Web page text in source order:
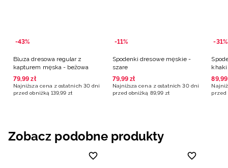
-43%
Bluza dresowa regular z
kapturem męska - beżowa
79,99 zł
Najniższa cena z ostatnich 30 dni
przed obniżką 139,99 zł
-11%
Spodenki dresowe męskie -
szare
79,99 zł
Najniższa cena z ostatnich 30 dni
przed obniżką 89,99 zł
-31%
khaki
89,99
przed
Zobacz podobne produkty